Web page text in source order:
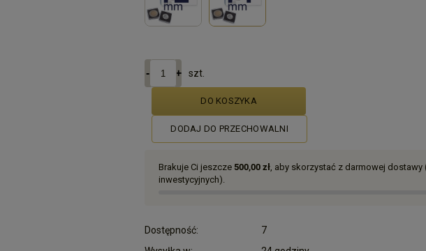
szt.
DO KOSZYKA
DODAJ DO PRZECHOWALNI
Brakuje Ci jeszcze 500,00 zł, aby skorzystać z darmowej
inwestycyjnych).
Dostępność:
7